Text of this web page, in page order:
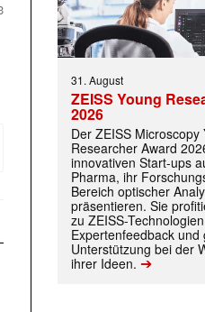
Woche aktuell
31. August
ZEISS Young
2026
Der ZEISS Microscopy
Researcher Award
innovativen Start-ups
Pharma, ihr
Bereich optischer
präsentieren. Sie
zu ZEISS-
Expertenfeedback und
Unterstützung bei der
ihrer Ideen. ➔